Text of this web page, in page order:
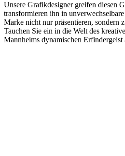
Unsere Grafikdesigner greifen diesen
transformieren ihn in
Marke nicht nur präsentieren, sondern
Tauchen Sie ein in die Welt des
Mannheims dynamischen Erfindergeist